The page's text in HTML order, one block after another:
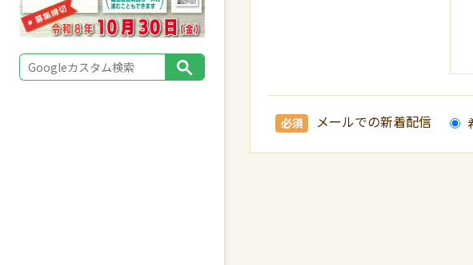
必須 メールでの新着配信